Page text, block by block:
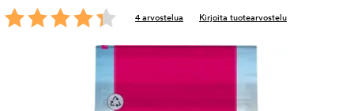
4 arvostelua Kirjoita tuotearvostelu